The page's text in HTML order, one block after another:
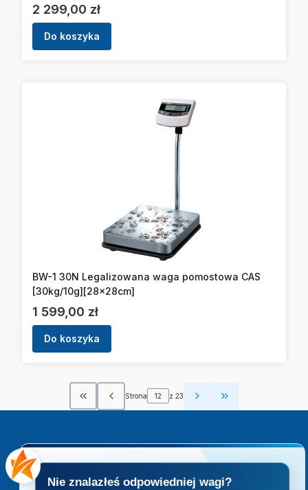
Cena
2 299,00 zł
Do koszyka
BW-1 30N Legalizowana waga pomostowa CAS
[30kg/10g][28x28cm]
Cena
1 599,00 zł
Do koszyka
Wróć do pierwszej strony z produktami
Strona z 23 Przejdź do
Nie znalazłeś odpowiedniej wagi?